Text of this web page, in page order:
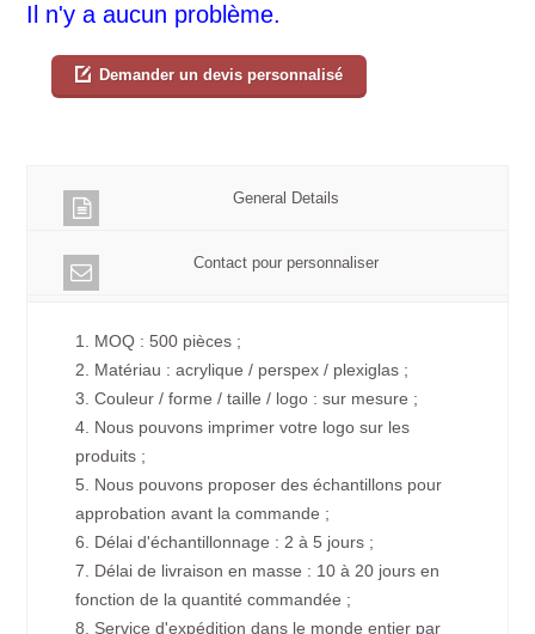
Il n'y a aucun problème.
Demander un devis personnalisé
General Details
Contact pour personnaliser
1. MOQ : 500 pièces ;
2. Matériau : acrylique / perspex / plexiglas ;
3. Couleur / forme / taille / logo : sur mesure ;
4. Nous pouvons imprimer votre logo sur les
produits ;
5. Nous pouvons proposer des échantillons pour
approbation avant la commande ;
6. Délai d'échantillonnage : 2 à 5 jours ;
7. Délai de livraison en masse : 10 à 20 jours en
fonction de la quantité commandée ;
8. Service d'expédition dans le monde entier par